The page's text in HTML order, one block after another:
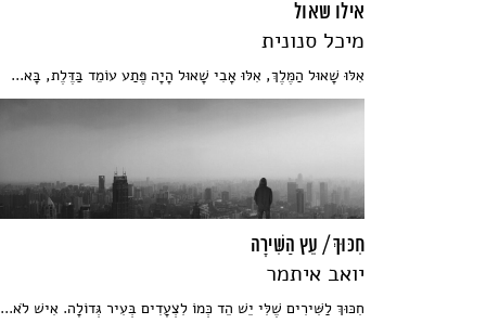
אילו שאול
מיכל סנונית
אִלּוּ שָׁאוּל הַמֶּלֶךְ, אִלּוּ אָבִי שָׁאוּל הָיָה פֶּתַע עוֹמֵד בַּדֶּלֶת, בָּא...
חִכּוּךְ / עֵץ הַשִּׁירָה
יואב איתמר
חִכּוּךְ לַשִּׁירִים שֶׁלִּי יֵשׁ הֵד כְּמוֹ לִצְעָדִים בְּעִיר גְּדוֹלָה. אִישׁ לֹא...